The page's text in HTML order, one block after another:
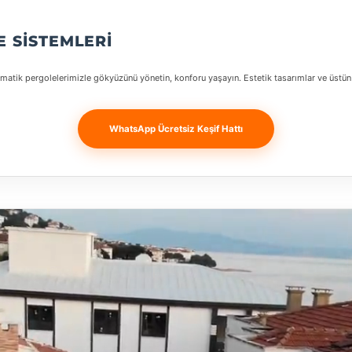
SISTEMLERI
pergolelerimizle gökyüzünü yönetin, konforu yaşayın. Estetik tasarımlar ve
WhatsApp Ücretsiz Keşif Hattı